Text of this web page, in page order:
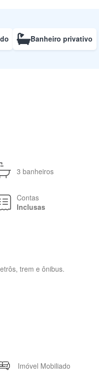
Banheiro privativo
3 banheiros
Contas
Inclusas
trem e ônibus.
Imóvel Mobiliado